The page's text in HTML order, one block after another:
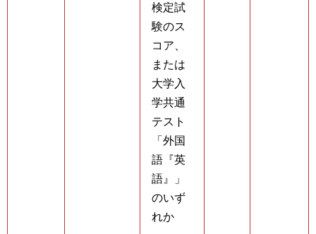
検定試
験のス
コア、
または
大学入
学共通
テスト
「外国
語『英
語』」
のいず
れか